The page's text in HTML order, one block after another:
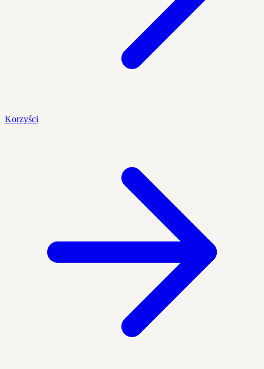
Korzyści